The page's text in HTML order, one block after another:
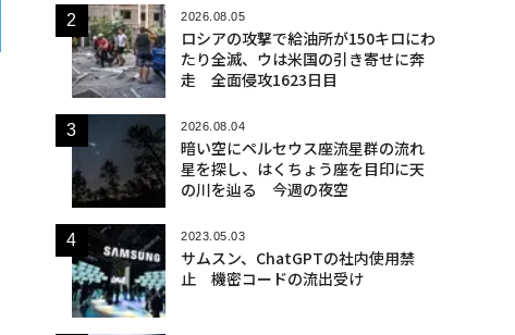
2026.08.05
ロシアの攻撃で給油所が150キロにわ
たり全滅、ウは米国の引き寄せに奔
走 全面侵攻1623日目
2026.08.04
暗い空にペルセウス座流星群の流れ
星を探し、はくちょう座を目印に天
の川を辿る 今週の夜空
2023.05.03
サムスン、ChatGPTの社内使用禁
止 機密コードの流出受け